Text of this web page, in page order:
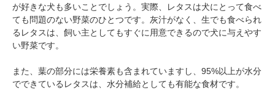
が好きな犬も多いことでしょう。実際、レタスは犬にとって食べ
ても問題のない野菜のひとつです。灰汁がなく、生でも食べられ
るレタスは、飼い主としてもすぐに用意できるので犬に与えやす
い野菜です。
また、葉の部分には栄養素も含まれていますし、95%以上が水分
でできているレタスは、水分補給としても有能な食材です。